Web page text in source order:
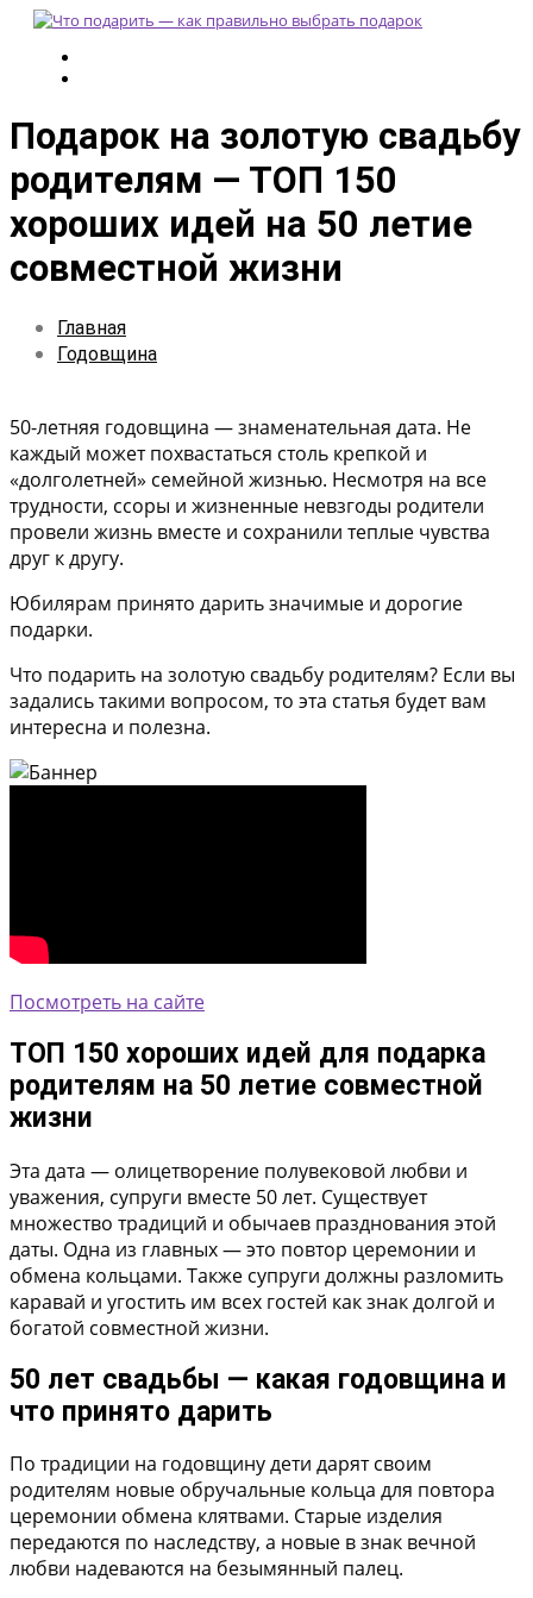
Подарок на золотую свадьбу
родителям — ТОП 150
хороших идей на 50 летие
совместной жизни
Главная
Годовщина
50-летняя годовщина — знаменательная дата. Не
каждый может похвастаться столь крепкой и
«долголетней» семейной жизнью. Несмотря на все
трудности, ссоры и жизненные невзгоды родители
провели жизнь вместе и сохранили теплые чувства
друг к другу.
Юбилярам принято дарить значимые и дорогие
подарки.
Что подарить на золотую свадьбу родителям? Если вы
задались такими вопросом, то эта статья будет вам
интересна и полезна.
Посмотреть на сайте
ТОП 150 хороших идей для подарка
родителям на 50 летие совместной
жизни
Эта дата — олицетворение полувековой любви и
уважения, супруги вместе 50 лет. Существует
множество традиций и обычаев празднования этой
даты. Одна из главных — это повтор церемонии и
обмена кольцами. Также супруги должны разломить
каравай и угостить им всех гостей как знак долгой и
богатой совместной жизни.
50 лет свадьбы — какая годовщина и
что принято дарить
По традиции на годовщину дети дарят своим
родителям новые обручальные кольца для повтора
церемонии обмена клятвами. Старые изделия
передаются по наследству, а новые в знак вечной
любви надеваются на безымянный палец.